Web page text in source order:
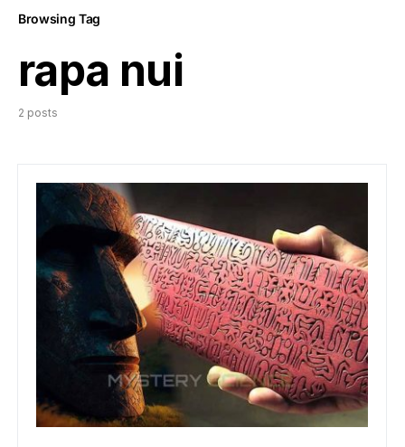
Browsing Tag
rapa nui
2 posts